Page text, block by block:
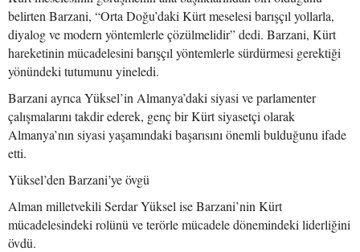
belirten Barzani, “Orta Doğu’daki Kürt meselesi barışçıl yollarla,
diyalog ve modern yöntemlerle çözülmelidir” dedi. Barzani, Kürt
hareketinin mücadelesini barışçıl yöntemlerle sürdürmesi gerektiği
yönündeki tutumunu yineledi.
Barzani ayrıca Yüksel’in Almanya’daki siyasi ve parlamenter
çalışmalarını takdir ederek, genç bir Kürt siyasetçi olarak
Almanya’nın siyasi yaşamındaki başarısını önemli bulduğunu ifade
etti.
Yüksel’den Barzani’ye övgü
Alman milletvekili Serdar Yüksel ise Barzani’nin Kürt
mücadelesindeki rolünü ve terörle mücadele dönemindeki liderliğini
övdü.